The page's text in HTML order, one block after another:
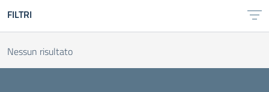
FILTRI
Nessun risultato